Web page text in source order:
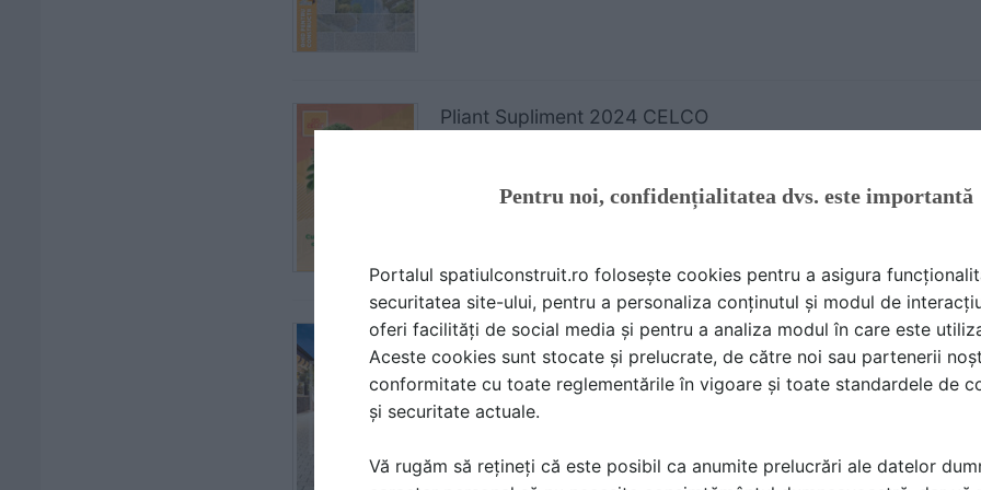
Pliant Supliment 2024 CELCO
Catalog - Elis Pavaje - 2024-2025 - Rigole din beton
pietonal ELIS PAVAJE
| CATALOG, BROSURA | 200 P | LIMBA: RO
Pentru noi, confidențialitatea dvs. este importantă
Portalul spatiulconstruit.ro folosește cookies pentru a asigura
securitatea site-ului, pentru a personaliza conținutul și modul de
oferi facilități de social media și pentru a analiza modul în care este
Aceste cookies sunt stocate și prelucrate, de către noi sau partenerii
conformitate cu toate reglementările în vigoare și toate standardele de
și securitate actuale.
Vă rugăm să rețineți că este posibil ca anumite prelucrări ale datelor